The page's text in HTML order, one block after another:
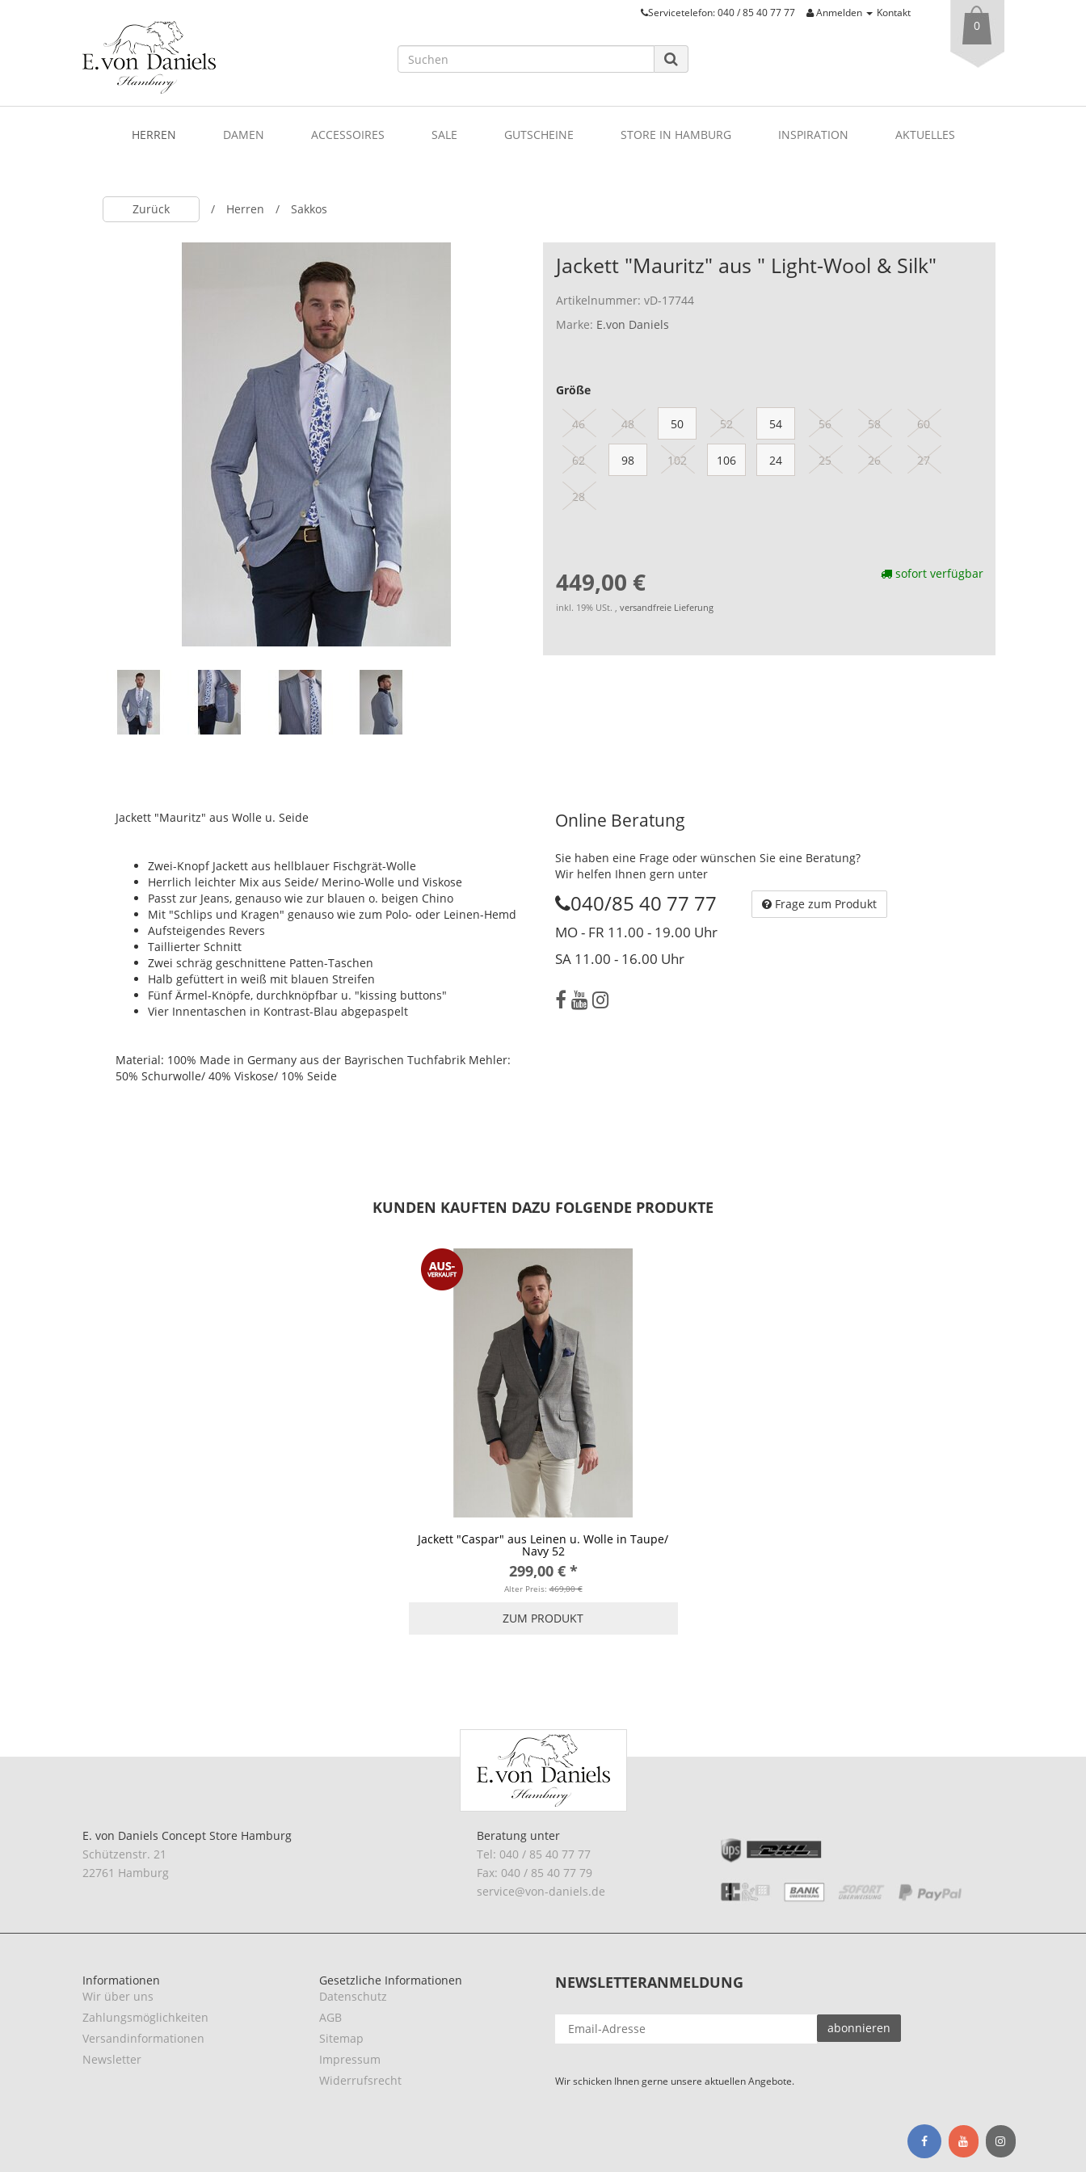
Kontakt
Servicetelefon: 040 / 85 40 77 77 Anmelden
0
HERREN DAMEN ACCESSOIRES SALE GUTSCHEINE STORE IN HAMBURG INSPIRATION AKTUELLES
Zurück Herren Sakkos
Jackett "Mauritz" aus " Light-Wool & Silk"
Artikelnummer: vD-17744
Marke: E.von Daniels
Größe
46 48 50 52 54 56 58 60
62 98 102 106 24 25 26 27
28
449,00 €
inkl. 19% USt. , versandfreie Lieferung
sofort verfügbar
Jackett "Mauritz" aus Wolle u. Seide
Zwei-Knopf Jackett aus hellblauer Fischgrät-Wolle
Herrlich leichter Mix aus Seide/ Merino-Wolle und Viskose
Passt zur Jeans, genauso wie zur blauen o. beigen Chino
Mit "Schlips und Kragen" genauso wie zum Polo- oder Leinen-Hemd
Aufsteigendes Revers
Taillierter Schnitt
Zwei schräg geschnittene Patten-Taschen
Halb gefüttert in weiß mit blauen Streifen
Fünf Ärmel-Knöpfe, durchknöpfbar u. "kissing buttons"
Vier Innentaschen in Kontrast-Blau abgepaspelt
Material: 100% Made in Germany aus der Bayrischen Tuchfabrik Mehler:
50% Schurwolle/ 40% Viskose/ 10% Seide
Online Beratung
Sie haben eine Frage oder wünschen Sie eine Beratung?
Wir helfen Ihnen gern unter
040/85 40 77 77
MO - FR 11.00 - 19.00 Uhr
SA 11.00 - 16.00 Uhr
Frage zum Produkt
KUNDEN KAUFTEN DAZU FOLGENDE PRODUKTE
Jackett "Caspar" aus Leinen u. Wolle in Taupe/
Navy 52
299,00 € *
Alter Preis:469,00 €
ZUM PRODUKT
E. von Daniels Concept Store Hamburg
Schützenstr. 21
22761 Hamburg
Beratung unter
Tel: 040 / 85 40 77 77
Fax: 040 / 85 40 77 79
service@von-daniels.de
Informationen
Wir über uns
Zahlungsmöglichkeiten
Versandinformationen
Newsletter
Gesetzliche Informationen
Datenschutz
AGB
Sitemap
Impressum
Widerrufsrecht
NEWSLETTERANMELDUNG
EMAIL-
ADRESSE
abonnieren
Wir schicken Ihnen gerne unsere aktuellen Angebote.